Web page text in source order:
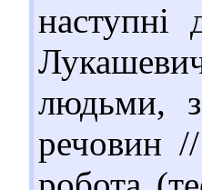
людьми,
речовин